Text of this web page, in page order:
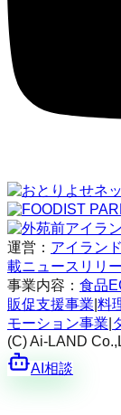
運営： アイラン
載ニュースリリ
事業内容： 食品
販促支援事業 料
モーション事業
(C) Ai-LAND
AI相談